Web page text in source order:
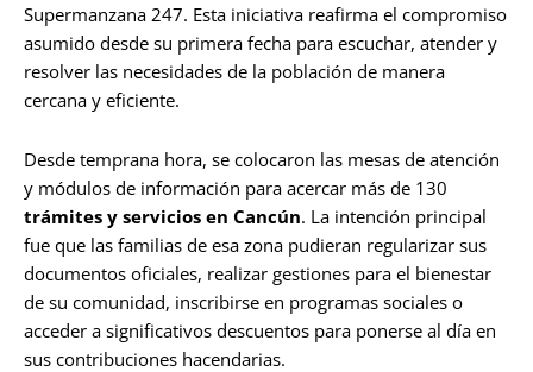
Supermanzana 247. Esta iniciativa reafirma el compromiso
asumido desde su primera fecha para escuchar, atender y
resolver las necesidades de la población de manera
cercana y eficiente.
Desde temprana hora, se colocaron las mesas de atención
y módulos de información para acercar más de 130
trámites y servicios en Cancún. La intención principal
fue que las familias de esa zona pudieran regularizar sus
documentos oficiales, realizar gestiones para el bienestar
de su comunidad, inscribirse en programas sociales o
acceder a significativos descuentos para ponerse al día en
sus contribuciones hacendarias.